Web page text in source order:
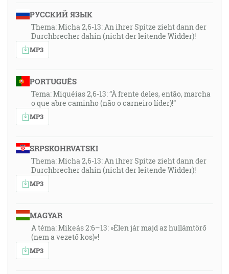
РУССКИЙ ЯЗЫК
Thema: Micha 2,6-13: An ihrer Spitze zieht dann der
Durchbrecher dahin (nicht der leitende Widder)!
MP3
PORTUGUÊS
Tema: Miquéias 2,6-13: “À frente deles, então, marcha
o que abre caminho (não o carneiro líder)!”
MP3
SRPSKOHRVATSKI
Thema: Micha 2,6-13: An ihrer Spitze zieht dann der
Durchbrecher dahin (nicht der leitende Widder)!
MP3
MAGYAR
A téma: Mikeás 2:6–13: »Élen jár majd az hullámtörő
(nem a vezető kos)«!
MP3